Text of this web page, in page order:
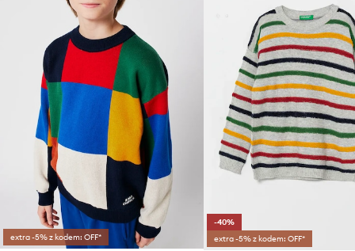
extra -5% z kodem: OFF*
-40%
extra -5% z kodem: OFF*